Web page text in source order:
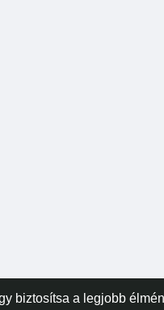
biztosítsa a legjobb